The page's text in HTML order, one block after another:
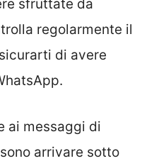
sfruttate da
regolarmente il
di avere
ai messaggi di
arrivare sotto